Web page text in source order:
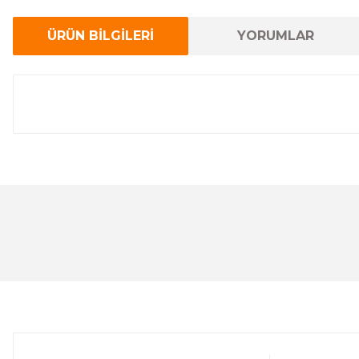
ÜRÜN BİLGİLERİ YORUMLAR